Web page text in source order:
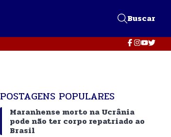
Buscar
POSTAGENS POPULARES
Maranhense morto na Ucrânia
pode não ter corpo repatriado ao
Brasil